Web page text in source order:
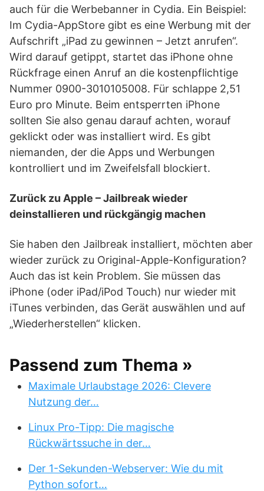
auch für die Werbebanner in Cydia. Ein Beispiel:
Im Cydia-AppStore gibt es eine Werbung mit der
Aufschrift „iPad zu gewinnen – Jetzt anrufen“.
Wird darauf getippt, startet das iPhone ohne
Rückfrage einen Anruf an die kostenpflichtige
Nummer 0900-3010105008. Für schlappe 2,51
Euro pro Minute. Beim entsperrten iPhone
sollten Sie also genau darauf achten, worauf
geklickt oder was installiert wird. Es gibt
niemanden, der die Apps und Werbungen
kontrolliert und im Zweifelsfall blockiert.
Zurück zu Apple – Jailbreak wieder
deinstallieren und rückgängig machen
Sie haben den Jailbreak installiert, möchten aber
wieder zurück zu Original-Apple-Konfiguration?
Auch das ist kein Problem. Sie müssen das
iPhone (oder iPad/iPod Touch) nur wieder mit
iTunes verbinden, das Gerät auswählen und auf
„Wiederherstellen“ klicken.
Passend zum Thema »
Maximale Urlaubstage 2026: Clevere
Nutzung der…
Linux Pro-Tipp: Die magische
Rückwärtssuche in der…
Der 1-Sekunden-Webserver: Wie du mit
Python sofort…